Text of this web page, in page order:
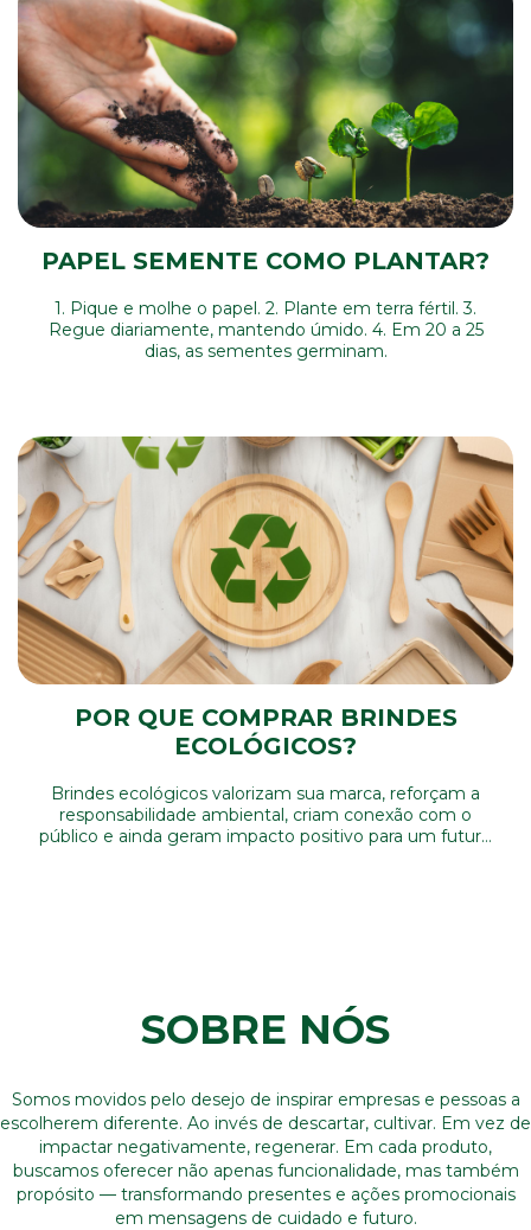
PAPEL SEMENTE COMO PLANTAR?
1. Pique e molhe o papel. 2. Plante em terra fértil. 3.
Regue diariamente, mantendo úmido. 4. Em 20 a 25
dias, as sementes germinam.
POR QUE COMPRAR BRINDES
ECOLÓGICOS?
Brindes ecológicos valorizam sua marca, reforçam a
responsabilidade ambiental, criam conexão com o
público e ainda geram impacto positivo para um futuro
SOBRE NÓS
Somos movidos pelo desejo de inspirar empresas e pessoas a
escolherem diferente. Ao invés de descartar, cultivar. Em vez de
impactar negativamente, regenerar. Em cada produto,
buscamos oferecer não apenas funcionalidade, mas também
propósito — transformando presentes e ações promocionais
em mensagens de cuidado e futuro.